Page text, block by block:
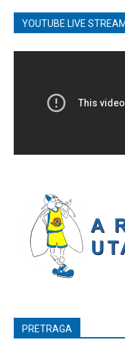
YOUTUBE LIVE STREAM
PRETRAGA